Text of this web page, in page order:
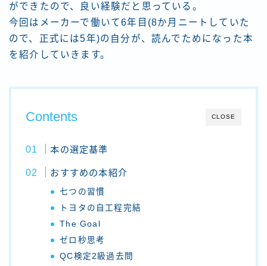
ができたので、良い経験だと思っている。
今回はメーカーで働いて6年目(8か月ニートしていた
ので、正式には5年)の自分が、読んでためになった本
を紹介していきます。
CLOSE
Contents
本の選定基準
おすすめの本紹介
七つの習慣
トヨタの自工程完結
The Goal
ゼロ秒思考
QC検定2級過去問